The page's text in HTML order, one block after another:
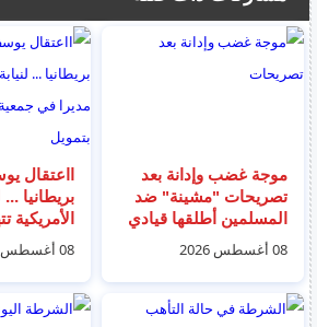
موجة غضب وإدانة بعد
تصريحات "مشينة" ضد
المسلمين أطلقها قيادي
بارز في حزب "استعادة
بريطانيا" اليميني
المتطرف
08 أغسطس 2026
ااعتقال
بريطانيا ...
الأمريكية
جمعية
بتمويل
08 أغسطس 2026